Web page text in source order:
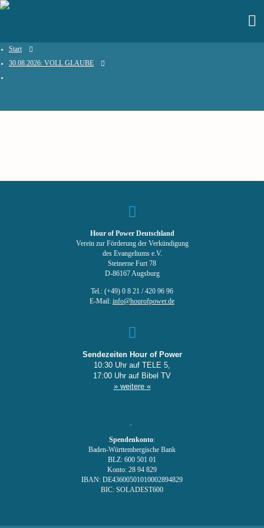
Start
30.08.2026: VOLL GLAUBE
Hour of Power Deutschland
Verein zur Förderung der Verkündigung
des Evangeliums e.V.
Steinerne Furt 78
D-86167 Augsburg
Tel.: (+49) 0 8 21 / 420 96 96
E-Mail: info@hourofpower.de
Sendezeiten Hour of Power
10:30 Uhr auf TELE 5,
17:00 Uhr auf Bibel TV
» weitere «
Spendenkonto:
Baden-Württembergische Bank
BLZ: 600 501 01
Konto: 28 94 829
IBAN: DE43600501010002894829
BIC: SOLADEST600